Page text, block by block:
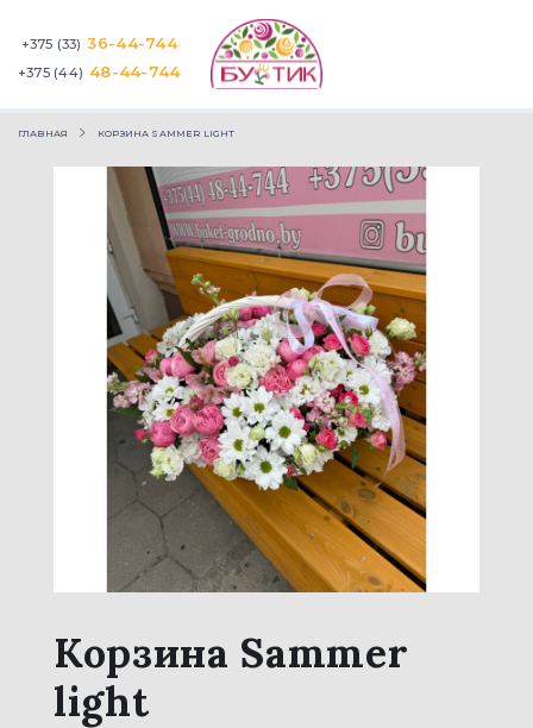
+375 (33) 36-44-744
+375 (44) 48-44-744
ГЛАВНАЯ КОРЗИНА SAMMER LIGHT
Корзина Sammer
light